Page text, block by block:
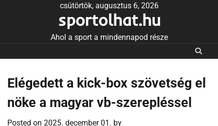
csütörtök, augusztus 6, 2026
sportolhat.hu
Ahol a sport a mindennapod része
Elégedett a kick-box szövetség el
nöke a magyar vb-szerepléssel
Posted on 2025. december 01. by